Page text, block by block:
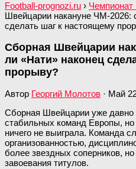
Football-prognozi.ru ›
Швейцарии накануне ЧМ-2026:
сделать шаг к настоящему
Сборная Швейцарии
ли «Нати» наконец
прорыву?
Автор Георгий Молотов · Май
Сборная Швейцарии уже давно
стабильных команд Европы,
ничего не выиграла. Команда
организованностью,
более звездных соперников,
завоевания титулов.